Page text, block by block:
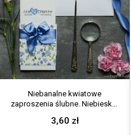
Niebanalne kwiatowe
zaproszenia ślubne. Niebiesko-
niebieska wstążka i wnętrze
3,60 zł